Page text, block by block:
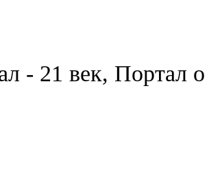
- 21 век, Портал